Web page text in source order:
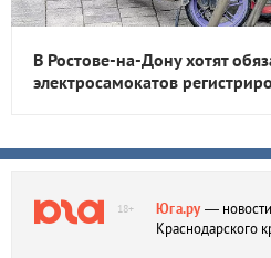
В Ростове-на-Дону хотят
электросамокатов
18+ Юга.ру— новости
Краснодарского